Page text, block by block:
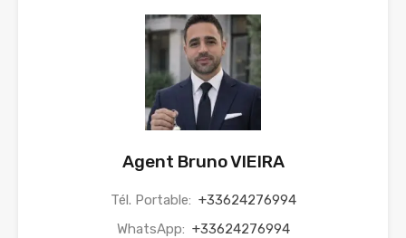
Agent Bruno VIEIRA
Tél. Portable: +33624276994
WhatsApp: +33624276994